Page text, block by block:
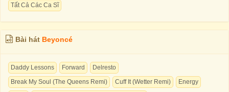
Tất Cả Các Ca Sĩ
Bài hát Beyoncé
Daddy Lessons Forward
Delresto
Break My Soul (The Queens Remi)
Cuff It (Wetter Remi)
Energy